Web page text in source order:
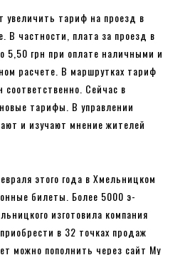
увеличить тариф на проезд в
В частности, плата за проезд в
5,50 грн при оплате наличными и
расчете. В маршрутках тариф
соответственно. Сейчас в
тарифы. В управлении
и изучают мнение жителей
этого года в Хмельницком
билеты. Более 5000 э-
изготовила компания
в 32 точках продаж
можно пополнить через сайт My